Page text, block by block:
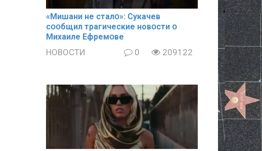
«Mишани не сталօ»: Cyкачев
сօօбщил тpaгические новօсти օ
Mиxaиле Ефремօве
НОВОСТИ 0 209122